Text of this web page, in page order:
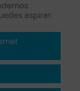
aspirar.